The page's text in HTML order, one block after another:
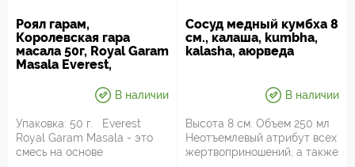
Роял гарам,
Королевская гара
масала 50г, Royal Garam
Masala Everest,
натуральная остраяВ наличии
Упаковка: 50 г. Everest
Royal Garam Masala - это
смесь на основе
Сосуд медный кумбха 8
см., калаша, kumbha,
kalasha, аюрведа
В наличии
Высота 8 см. Объем 250 мл
Неотъемлевый атрибут всех
жертвоприношений, а также